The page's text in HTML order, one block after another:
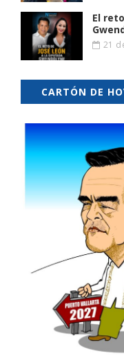
El
21
CARTÓN DE